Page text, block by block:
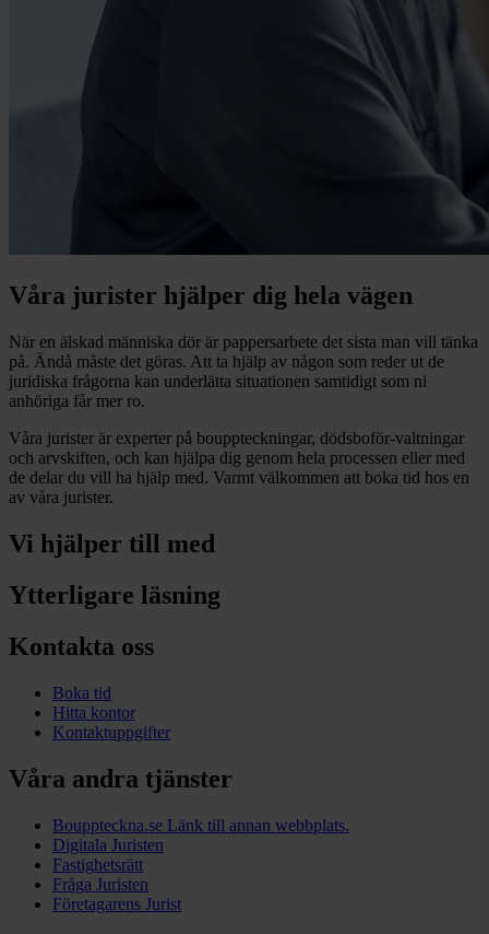
Våra jurister hjälper dig hela vägen
När en älskad människa dör är pappersarbete det sista man vill tänka
på. Ändå måste det göras. Att ta hjälp av någon som reder ut de
juridiska frågorna kan underlätta situationen samtidigt som ni
anhöriga får mer ro.
Våra jurister är experter på bouppteckningar, dödsboför-valtningar
och arvskiften, och kan hjälpa dig genom hela processen eller med
de delar du vill ha hjälp med. Varmt välkommen att boka tid hos en
av våra jurister.
Vi hjälper till med
Ytterligare läsning
Kontakta oss
Boka tid
Hitta kontor
Kontaktuppgifter
Våra andra tjänster
Bouppteckna.se Länk till annan webbplats.
Digitala Juristen
Fastighetsrätt
Fråga Juristen
Företagarens Jurist